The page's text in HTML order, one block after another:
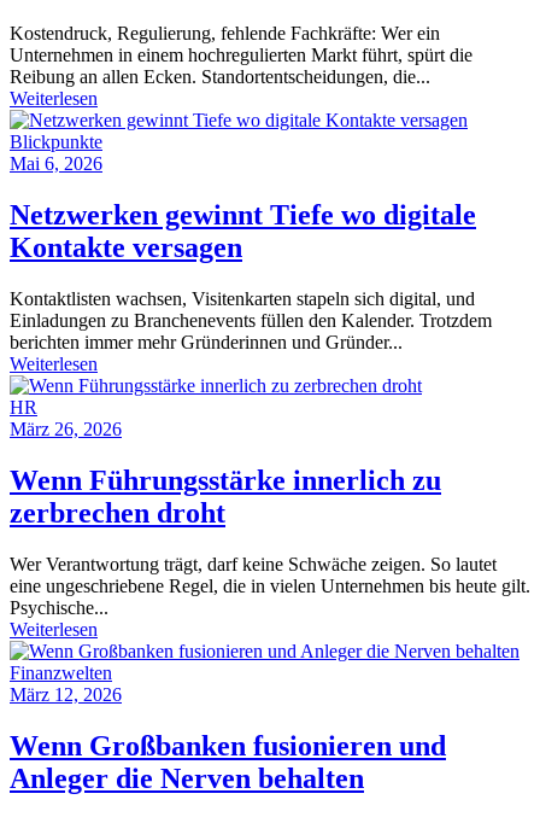
Kostendruck, Regulierung, fehlende Fachkräfte: Wer ein
Unternehmen in einem hochregulierten Markt führt, spürt die
Reibung an allen Ecken. Standortentscheidungen, die...
Weiterlesen
Blickpunkte
Mai 6, 2026
Netzwerken gewinnt Tiefe wo digitale
Kontakte versagen
Kontaktlisten wachsen, Visitenkarten stapeln sich digital, und
Einladungen zu Branchenevents füllen den Kalender. Trotzdem
berichten immer mehr Gründerinnen und Gründer...
Weiterlesen
HR
März 26, 2026
Wenn Führungsstärke innerlich zu
zerbrechen droht
Wer Verantwortung trägt, darf keine Schwäche zeigen. So lautet
eine ungeschriebene Regel, die in vielen Unternehmen bis heute gilt.
Psychische...
Weiterlesen
Finanzwelten
März 12, 2026
Wenn Großbanken fusionieren und
Anleger die Nerven behalten